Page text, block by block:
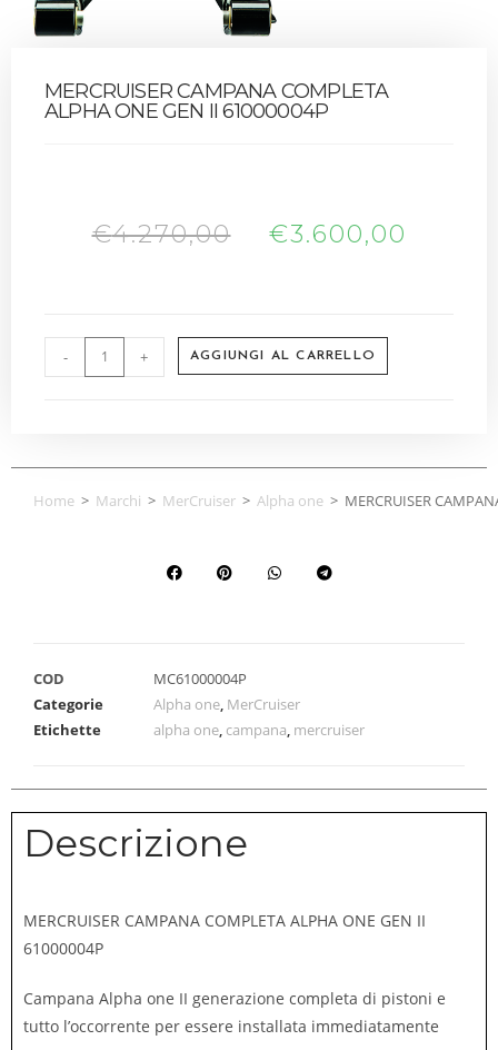
MERCRUISER CAMPANA COMPLETA
ALPHA ONE GEN II 61000004P
€4.270,00 €3.600,00
- + AGGIUNGI AL CARRELLO
Home > Marchi > MerCruiser > Alpha one > MERCRUISER
COD
MC61000004P
Categorie
Alpha one, MerCruiser
Etichette
alpha one, campana, mercruiser
Descrizione
MERCRUISER CAMPANA COMPLETA ALPHA ONE GEN II
61000004P
Campana Alpha one II generazione completa di pistoni e
tutto l’occorrente per essere installata immediatamente